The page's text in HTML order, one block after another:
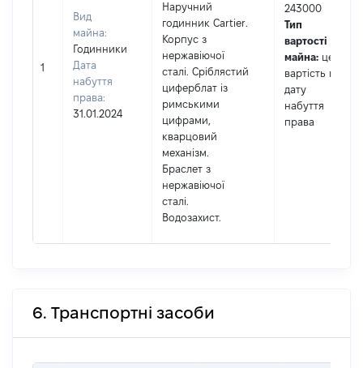
1
Вид
майна:
Годинники
Дата
набуття
права:
31.01.2024
Наручний
годинник Cartier.
Корпус з
нержавіючої
сталі. Сріблястий
циферблат із
римськими
цифрами,
кварцовий
механізм.
Браслет з
нержавіючої
сталі.
Водозахист.
243000
Тип
вартості
майна: це
вартість на
дату
набуття
права
6. Транспортні засоби